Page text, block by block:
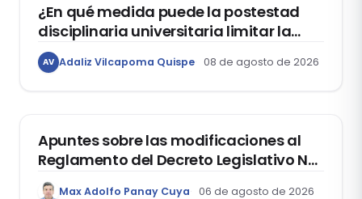
¿En qué medida puede la postestad
disciplinaria universitaria limitar la
libertad de expresión de los
estudiantes?
AV Adaliz Vilcapoma Quispe 08 de agosto de 2026
Apuntes sobre las modificaciones al
Reglamento del Decreto Legislativo Nº
1400, que aprueba el Régimen de
Max Adolfo Panay Cuya 06 de agosto de 2026